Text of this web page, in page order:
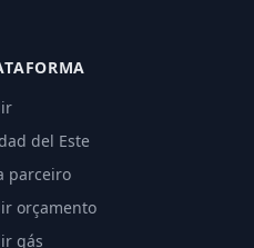
del Este
parceiro
orçamento
gás